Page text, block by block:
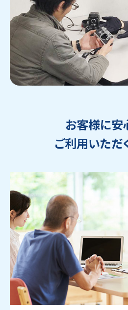
ウェブから1分
かんたん査定見積
お客様に安
ご利用いただ